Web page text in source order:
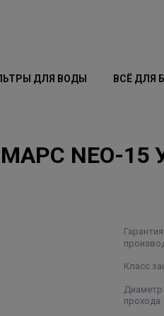
ДЛЯ ВОДЫ ВСЁ ДЛЯ
NEO-15
Класс
Диаметр
прохода